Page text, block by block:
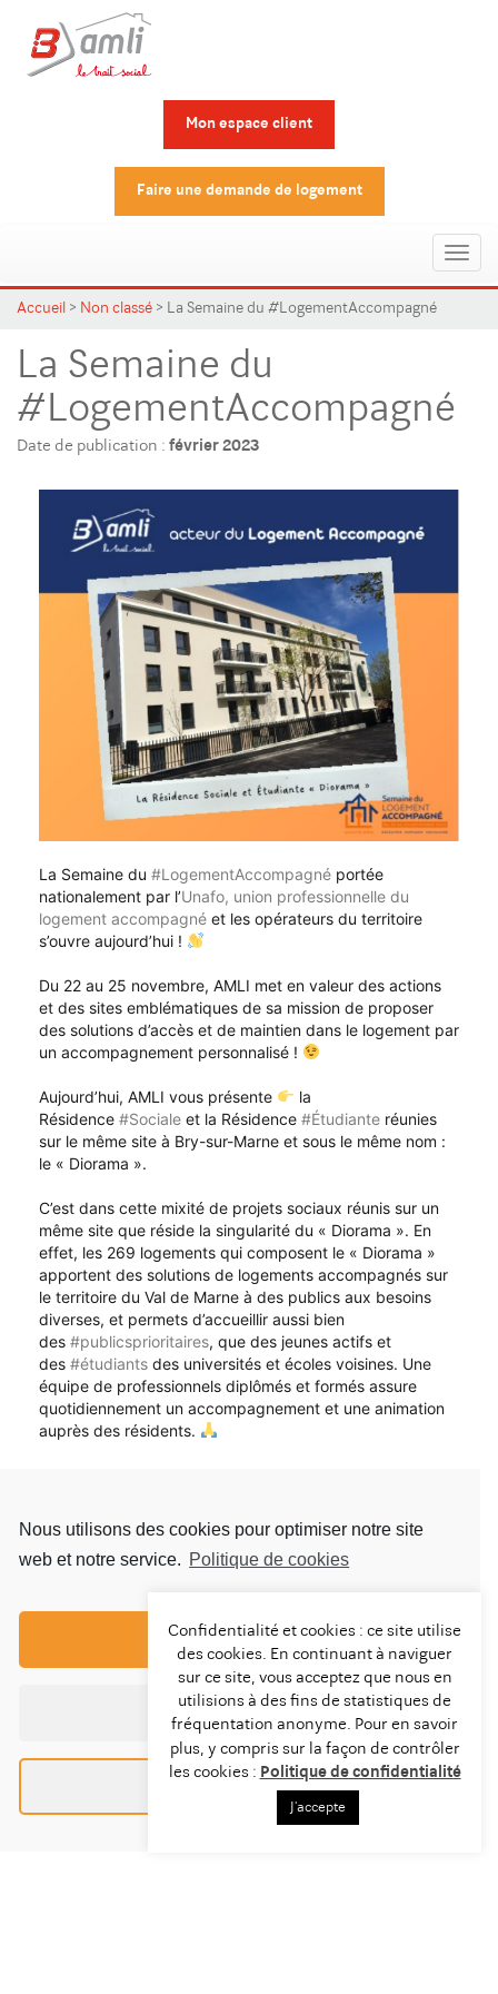
Nous utilisons des cookies pour optimiser notre site
web et notre service. Politique de cookies
Tout accepter
Tout refuser
Mon espace client
Faire une demande de logement
Accueil > Non classé > La Semaine du #LogementAccompagné
La Semaine du
#LogementAccompagné
Date de publication : février 2023
La Semaine du #LogementAccompagné portée
nationalement par l’Unafo, union professionnelle du
logement accompagné et les opérateurs du territoire
s’ouvre aujourd’hui !
Du 22 au 25 novembre, AMLI met en valeur des actions
et des sites emblématiques de sa mission de proposer
des solutions d’accès et de maintien dans le logement par
un accompagnement personnalisé !
Aujourd’hui, AMLI vous présente
la
Résidence #Sociale et la Résidence #Étudiante réunies
sur le même site à Bry-sur-Marne et sous le même nom :
le « Diorama ».
C’est dans cette mixité de projets sociaux réunis sur un
même site que réside la singularité du « Diorama ». En
effet, les 269 logements qui composent le « Diorama »
apportent des solutions de logements accompagnés sur
le territoire du Val de Marne à des publics aux besoins
diverses, et permets d’accueillir aussi bien
des #publicsprioritaires, que des jeunes actifs et
des #étudiants des universités et écoles voisines. Une
équipe de professionnels diplômés et formés assure
quotidiennement un accompagnement et une animation
auprès des résidents.
#vulnérabilités , les équipes d’ AMLI
sont présentes à
chaque étape des parcours de vie des personnes
accompagnées. Attachée à une de ses missions de
AMLI a voulu que ces deux résidences aux projets
sociaux différents cohabitent en pleine complémentarité.
Une Résidence Sociale et une Résidence Étudiante
mitoyennes pour favoriser la#diversitéet l’ #inclusionpar
#accompagnement!
Confidentialité et cookies : ce site utilise
des cookies. En continuant à naviguer
sur ce site, vous acceptez que nous en
utilisions à des fins de statistiques de
fréquentation anonyme. Pour en savoir
plus, y compris sur la façon de contrôler
les cookies : Politique de confidentialité
J'accepte